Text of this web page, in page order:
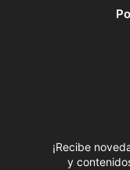
¡Recibe
y